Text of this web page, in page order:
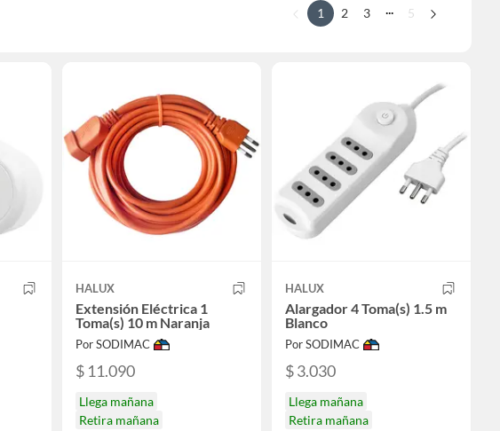
1 2 3 ... 5
HALUX
Extensión Eléctrica 1
Toma(s) 10 m Naranja
Por SODIMAC
$ 11.090
Llega mañana
Retira mañana
HALUX
Alargador 4 Toma(s) 1.5 m
Blanco
Por SODIMAC
$ 3.030
Llega mañana
Retira mañana